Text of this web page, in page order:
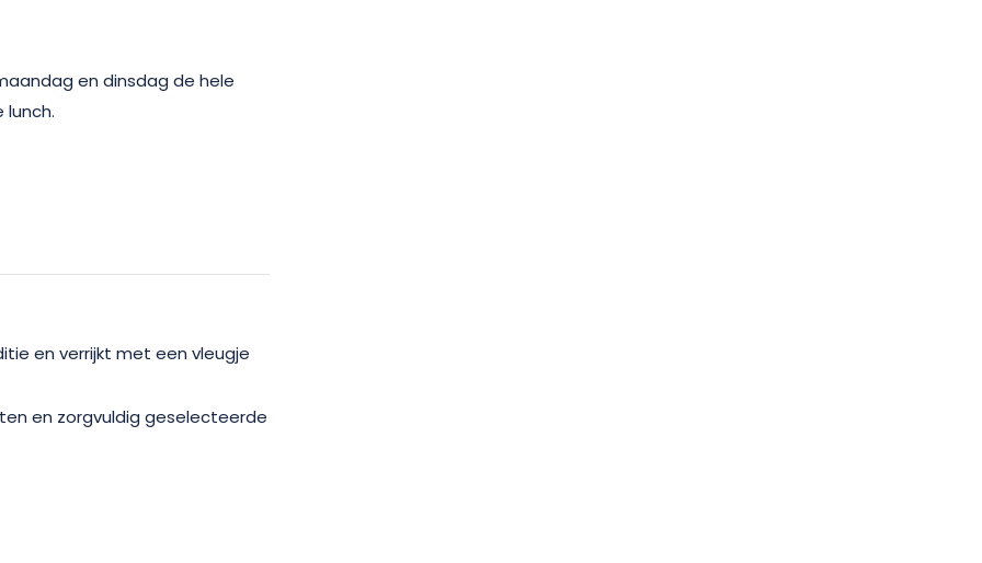
en dinsdag de hele
en verrijkt met een vleugje
en zorgvuldig geselecteerde